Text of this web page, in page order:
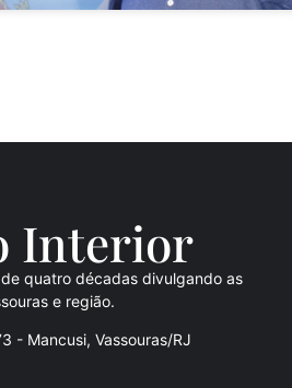
Interior
quatro décadas divulgando as
e região.
- Mancusi, Vassouras/RJ